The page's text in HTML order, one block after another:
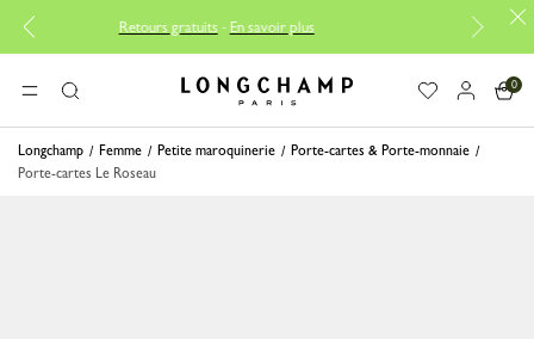
Retours gratuits-En savoir plus Réparation gratuite |
MENURechercher Longchamp - Accueil
0
Longchamp Femme Petite maroquinerie
Porte-cartes & Porte-monnaie
Porte-cartes Le Roseau